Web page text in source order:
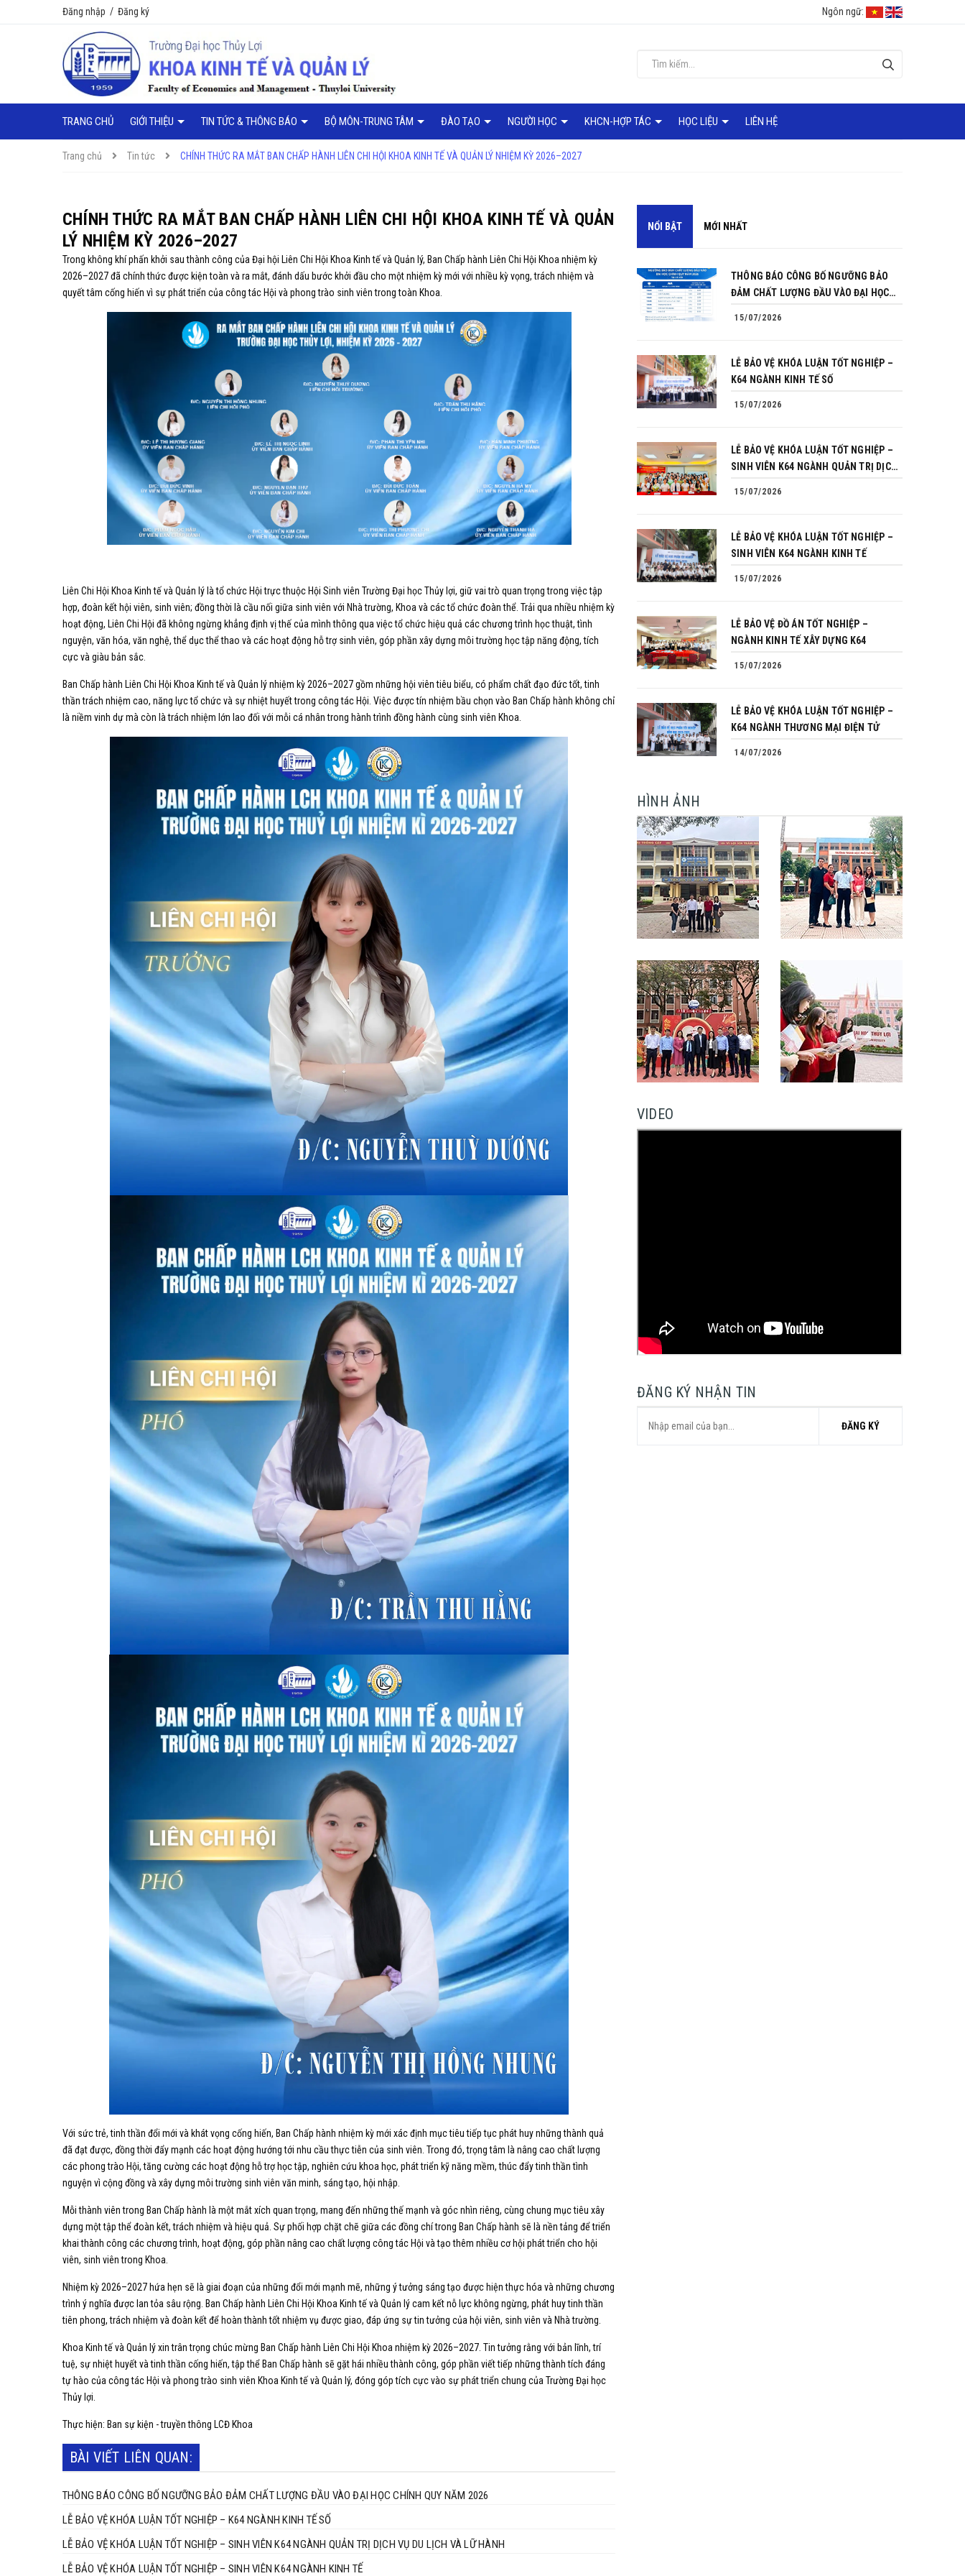
Đăng nhập / Đăng ký Ngôn ngữ:
TRANG CHỦ GIỚI THIỆU TIN TỨC & THÔNG BÁO BỘ MÔN-TRUNG TÂM ĐÀO TẠO NGƯỜI HỌC KHCN-HỢP TÁC HỌC LIỆU LIÊN HỆ
Trang chủ Tin tức CHÍNH THỨC RA MẮT BAN CHẤP HÀNH LIÊN CHI HỘI KHOA KINH TẾ VÀ QUẢN LÝ NHIỆM KỲ 2026–2027
CHÍNH THỨC RA MẮT BAN CHẤP HÀNH LIÊN CHI HỘI KHOA KINH TẾ VÀ QUẢN
LÝ NHIỆM KỲ 2026–2027
Trong không khí phấn khởi sau thành công của Đại hội Liên Chi Hội Khoa Kinh tế và Quản lý, Ban Chấp hành Liên Chi Hội Khoa nhiệm kỳ
2026–2027 đã chính thức được kiện toàn và ra mắt, đánh dấu bước khởi đầu cho một nhiệm kỳ mới với nhiều kỳ vọng, trách nhiệm và
quyết tâm cống hiến vì sự phát triển của công tác Hội và phong trào sinh viên trong toàn Khoa.
Liên Chi Hội Khoa Kinh tế và Quản lý là tổ chức Hội trực thuộc Hội Sinh viên Trường Đại học Thủy lợi, giữ vai trò quan trọng trong việc tập
hợp, đoàn kết hội viên, sinh viên; đồng thời là cầu nối giữa sinh viên với Nhà trường, Khoa và các tổ chức đoàn thể. Trải qua nhiều nhiệm kỳ
hoạt động, Liên Chi Hội đã không ngừng khẳng định vị thế của mình thông qua việc tổ chức hiệu quả các chương trình học thuật, tình
nguyện, văn hóa, văn nghệ, thể dục thể thao và các hoạt động hỗ trợ sinh viên, góp phần xây dựng môi trường học tập năng động, tích
cực và giàu bản sắc.
Ban Chấp hành Liên Chi Hội Khoa Kinh tế và Quản lý nhiệm kỳ 2026–2027 gồm những hội viên tiêu biểu, có phẩm chất đạo đức tốt, tinh
thần trách nhiệm cao, năng lực tổ chức và sự nhiệt huyết trong công tác Hội. Việc được tín nhiệm bầu chọn vào Ban Chấp hành không chỉ
là niềm vinh dự mà còn là trách nhiệm lớn lao đối với mỗi cá nhân trong hành trình đồng hành cùng sinh viên Khoa.
Với sức trẻ, tinh thần đổi mới và khát vọng cống hiến, Ban Chấp hành nhiệm kỳ mới xác định mục tiêu tiếp tục phát huy những thành quả
đã đạt được, đồng thời đẩy mạnh các hoạt động hướng tới nhu cầu thực tiễn của sinh viên. Trong đó, trọng tâm là nâng cao chất lượng
các phong trào Hội, tăng cường các hoạt động hỗ trợ học tập, nghiên cứu khoa học, phát triển kỹ năng mềm, thúc đẩy tinh thần tình
nguyện vì cộng đồng và xây dựng môi trường sinh viên văn minh, sáng tạo, hội nhập.
Mỗi thành viên trong Ban Chấp hành là một mắt xích quan trọng, mang đến những thế mạnh và góc nhìn riêng, cùng chung mục tiêu xây
dựng một tập thể đoàn kết, trách nhiệm và hiệu quả. Sự phối hợp chặt chẽ giữa các đồng chí trong Ban Chấp hành sẽ là nền tảng để triển
khai thành công các chương trình, hoạt động, góp phần nâng cao chất lượng công tác Hội và tạo thêm nhiều cơ hội phát triển cho hội
viên, sinh viên trong Khoa.
Nhiệm kỳ 2026–2027 hứa hẹn sẽ là giai đoạn của những đổi mới mạnh mẽ, những ý tưởng sáng tạo được hiện thực hóa và những chương
trình ý nghĩa được lan tỏa sâu rộng. Ban Chấp hành Liên Chi Hội Khoa Kinh tế và Quản lý cam kết nỗ lực không ngừng, phát huy tinh thần
tiên phong, trách nhiệm và đoàn kết để hoàn thành tốt nhiệm vụ được giao, đáp ứng sự tin tưởng của hội viên, sinh viên và Nhà trường.
Khoa Kinh tế và Quản lý xin trân trọng chúc mừng Ban Chấp hành Liên Chi Hội Khoa nhiệm kỳ 2026–2027. Tin tưởng rằng với bản lĩnh, trí
tuệ, sự nhiệt huyết và tinh thần cống hiến, tập thể Ban Chấp hành sẽ gặt hái nhiều thành công, góp phần viết tiếp những thành tích đáng
tự hào của công tác Hội và phong trào sinh viên Khoa Kinh tế và Quản lý, đóng góp tích cực vào sự phát triển chung của Trường Đại học
Thủy lợi.
Thực hiện: Ban sự kiện - truyền thông LCĐ Khoa
BÀI VIẾT LIÊN QUAN:
THÔNG BÁO CÔNG BỐ NGƯỠNG BẢO ĐẢM CHẤT LƯỢNG ĐẦU VÀO ĐẠI HỌC CHÍNH QUY NĂM 2026
LỄ BẢO VỆ KHÓA LUẬN TỐT NGHIỆP – K64 NGÀNH KINH TẾ SỐ
LỄ BẢO VỆ KHÓA LUẬN TỐT NGHIỆP – SINH VIÊN K64 NGÀNH QUẢN TRỊ DỊCH VỤ DU LỊCH VÀ LỮ HÀNH
LỄ BẢO VỆ KHÓA LUẬN TỐT NGHIỆP – SINH VIÊN K64 NGÀNH KINH TẾ
NỔI BẬT MỚI NHẤT
THÔNG BÁO CÔNG BỐ NGƯỠNG BẢO
ĐẢM CHẤT LƯỢNG ĐẦU VÀO ĐẠI HỌC
15/07/2026
LỄ BẢO VỆ KHÓA LUẬN TỐT NGHIỆP –
K64 NGÀNH KINH TẾ SỐ
15/07/2026
LỄ BẢO VỆ KHÓA LUẬN TỐT NGHIỆP –
SINH VIÊN K64 NGÀNH QUẢN TRỊ DỊCH
15/07/2026
LỄ BẢO VỆ KHÓA LUẬN TỐT NGHIỆP –
SINH VIÊN K64 NGÀNH KINH TẾ
15/07/2026
LỄ BẢO VỆ ĐỒ ÁN TỐT NGHIỆP –
NGÀNH KINH TẾ XÂY DỰNG K64
15/07/2026
LỄ BẢO VỆ KHÓA LUẬN TỐT NGHIỆP –
K64 NGÀNH THƯƠNG MẠI ĐIỆN TỬ
14/07/2026
HÌNH ẢNH
VIDEO
ĐĂNG KÝ NHẬN TIN
ĐĂNG KÝ